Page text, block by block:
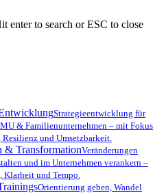
enter to search or ESC to close
Strategieentwicklung für
& Familienunternehmen – mit Fokus
Resilienz und Umsetzbarkeit.
& TransformationVeränderungen
und im Unternehmen verankern –
Klarheit und Tempo.
Orientierung geben, Wandel